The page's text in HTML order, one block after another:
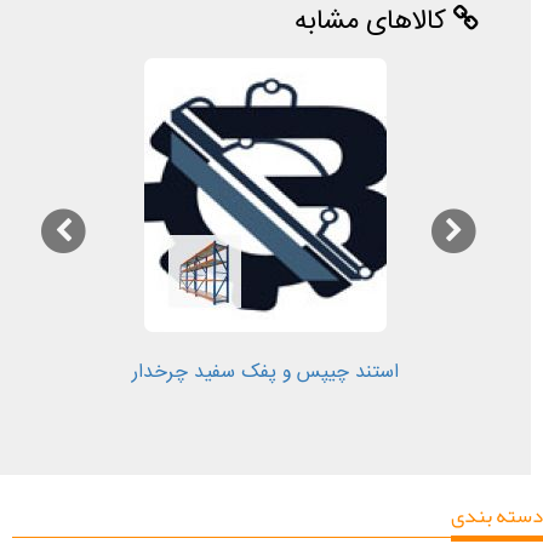
کالاهای مشابه
استند چیپس و پفک سفید چرخدار
دسته بندی